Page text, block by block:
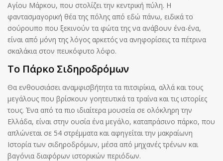
Αγίου Μάρκου, που στολίζει την κεντρική πύλη. Η
φαντασμαγορική θέα της πόλης από εδώ πάνω, ειδικά το
σούρουπο που ξεκινούν τα φώτα της να ανάβουν ένα-ένα,
είναι από μόνη της λόγος αρκετός να ανηφορίσεις τα πέτρινα
σκαλάκια στον πευκόφυτο λόφο.
Το Πάρκο Σιδηροδρόμων
Θα ενθουσιάσει αναμφισβήτητα τα πιτσιρίκια, αλλά και τους
μεγάλους που βρίσκουν γοητευτικά τα τραίνα και τις ιστορίες
τους. Ένα από τα πιο ιδιαίτερα μουσεία σε ολόκληρη την
Ελλάδα, είναι στην ουσία ένα μεγάλο, καταπράσινο πάρκο, που
απλώνεται σε 54 στρέμματα και αφηγείται την μακραίωνη
Ιστορία των σιδηροδρόμων, μέσα από μηχανές τρένων και
βαγόνια διαφόρων ιστορικών περιόδων.